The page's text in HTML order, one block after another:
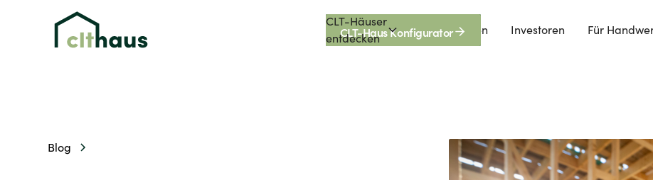
CLT-Häuser
entdecken
Förderungen Investoren Für
CLT-Haus Konfigurator
Blog